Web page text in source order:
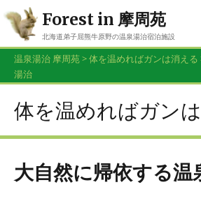
Forest in 摩周苑
北海道弟子屈熊牛原野の温泉湯治宿泊施設
お問合せ・ご予約はお電話で
温泉湯治 摩周苑>体を温めればガンは消える
湯治
体を温めればガン
大自然に帰依する温